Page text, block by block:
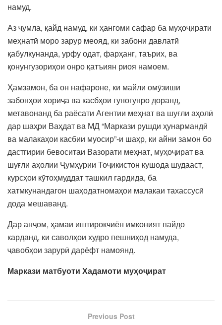
намуд.
Аз ҷумла, қайд намуд, ки ҳангоми сафар ба муҳоҷирати
меҳнатӣ моро зарур меояд, ки забони давлатӣ
қабулкунанда, урфу одат, фарҳанг, таърих, ва
қонунгузориҳои онро қатъиян риоя намоем.
Ҳамзамон, ба он нафароне, ки майли омӯзиши
забонҳои хориҷа ва касбҳои гуногунро доранд,
метавонанд ба раёсати Агентии меҳнат ва шуғли аҳолӣ
дар шаҳри Ваҳдат ва МД “Маркази рушди ҳунармандӣ
ва малакаҳои касбии муосир”-и шаҳр, ки айни замон бо
дастгирии бевоситаи Вазорати меҳнат, муҳоҷират ва
шуғли аҳолии Ҷумҳурии Тоҷикистон кушода шудааст,
курсҳои кӯтоҳмуддат ташкил гардида, ба
хатмкунандагон шаҳодатномаҳои малакаи тахассусӣ
дода мешаванд.
Дар анҷом, ҳамаи иштирокчиён имконият пайдо
карданд, ки саволҳои худро пешниҳод намуда,
ҷавобҳои зарурӣ дарёфт намоянд.
Маркази матбуоти Хадамоти муҳоҷират
Previous Post